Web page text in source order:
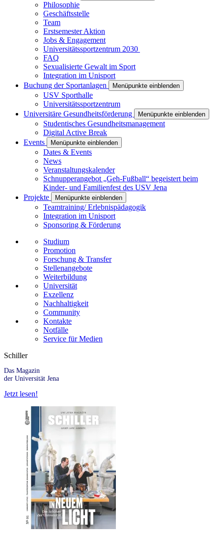
Philosophie
Geschäftsstelle
Team
Erstsemester Aktion
Jobs & Engagement
Universitätssportzentrum 2030
FAQ
Sexualisierte Gewalt im Sport
Integration im Unisport
Buchung der Sportanlagen
Menüpunkte einblenden
USV Sporthalle
Universitätssportzentrum
Universitäre Gesundheitsförderung
Menüpunkte einblenden
Studentisches Gesundheitsmanagement
Digital Active Break
Events
Menüpunkte einblenden
Dates & Events
News
Veranstaltungskalender
Schnupperangebot „Geh-Fußball“ begeistert beim
Kinder- und Familienfest des USV Jena
Projekte
Menüpunkte einblenden
Teamtraining/ Erlebnispädagogik
Integration im Unisport
Sponsoring & Förderung
Studium
Promotion
Forschung & Transfer
Stellenangebote
Weiterbildung
Universität
Exzellenz
Nachhaltigkeit
Community
Kontakte
Notfälle
Service für Medien
Schiller
Das Magazin
der Universität Jena
Jetzt lesen!